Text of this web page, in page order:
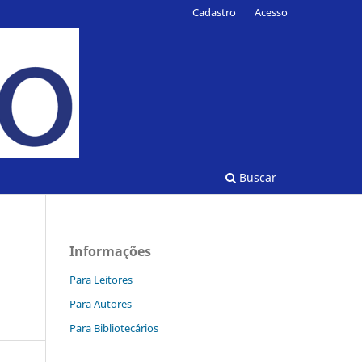
Buscar
Cadastro Acesso
Informações
Para Leitores
Para Autores
Para Bibliotecários